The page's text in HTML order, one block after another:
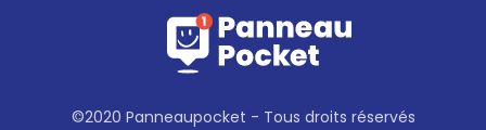
©2020 Panneaupocket - Tous droits réservés